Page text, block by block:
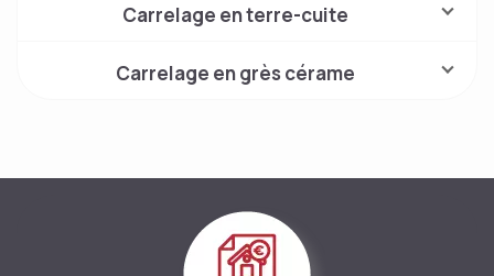
Carrelage en terre-cuite
Carrelage en grès cérame